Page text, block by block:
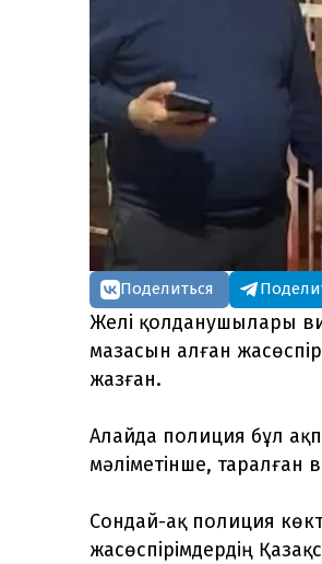
Поделиться
Желі қолданушылары
мазасын алған
жазған.
Алайда полиция бұл
мәліметінше, таралған
Сондай-ақ полиция
жасөспірімдердің